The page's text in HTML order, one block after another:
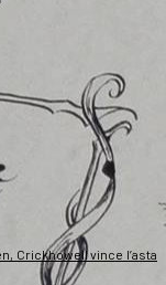
Crickhowell vince l’asta